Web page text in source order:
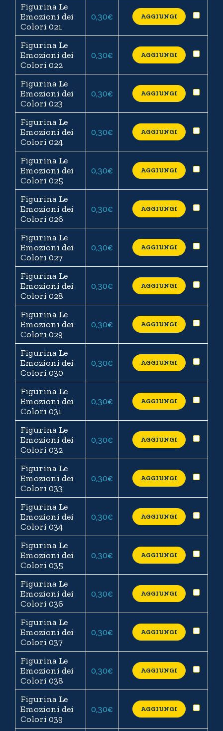
Figurina Le
Emozioni dei
Colori 021
0,30€ AGGIUNGI
Figurina Le
Emozioni dei
Colori 022
0,30€ AGGIUNGI
Figurina Le
Emozioni dei
Colori 023
0,30€ AGGIUNGI
Figurina Le
Emozioni dei
Colori 024
0,30€ AGGIUNGI
Figurina Le
Emozioni dei
Colori 025
0,30€ AGGIUNGI
Figurina Le
Emozioni dei
Colori 026
0,30€ AGGIUNGI
Figurina Le
Emozioni dei
Colori 027
0,30€ AGGIUNGI
Figurina Le
Emozioni dei
Colori 028
0,30€ AGGIUNGI
Figurina Le
Emozioni dei
Colori 029
0,30€ AGGIUNGI
Figurina Le
Emozioni dei
Colori 030
0,30€ AGGIUNGI
Figurina Le
Emozioni dei
Colori 031
0,30€ AGGIUNGI
Figurina Le
Emozioni dei
Colori 032
0,30€ AGGIUNGI
Figurina Le
Emozioni dei
Colori 033
0,30€ AGGIUNGI
Figurina Le
Emozioni dei
Colori 034
0,30€ AGGIUNGI
Figurina Le
Emozioni dei
Colori 035
0,30€ AGGIUNGI
Figurina Le
Emozioni dei
Colori 036
0,30€ AGGIUNGI
Figurina Le
Emozioni dei
Colori 037
0,30€ AGGIUNGI
Figurina Le
Emozioni dei
Colori 038
0,30€ AGGIUNGI
Figurina Le
Emozioni dei
Colori 039
0,30€ AGGIUNGI